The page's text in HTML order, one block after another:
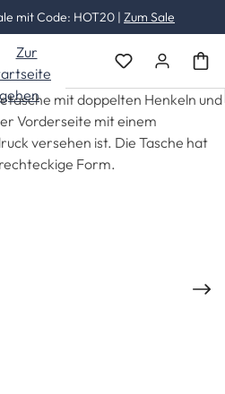
mit Code: HOT20 | Zum Sale
Du hast 0